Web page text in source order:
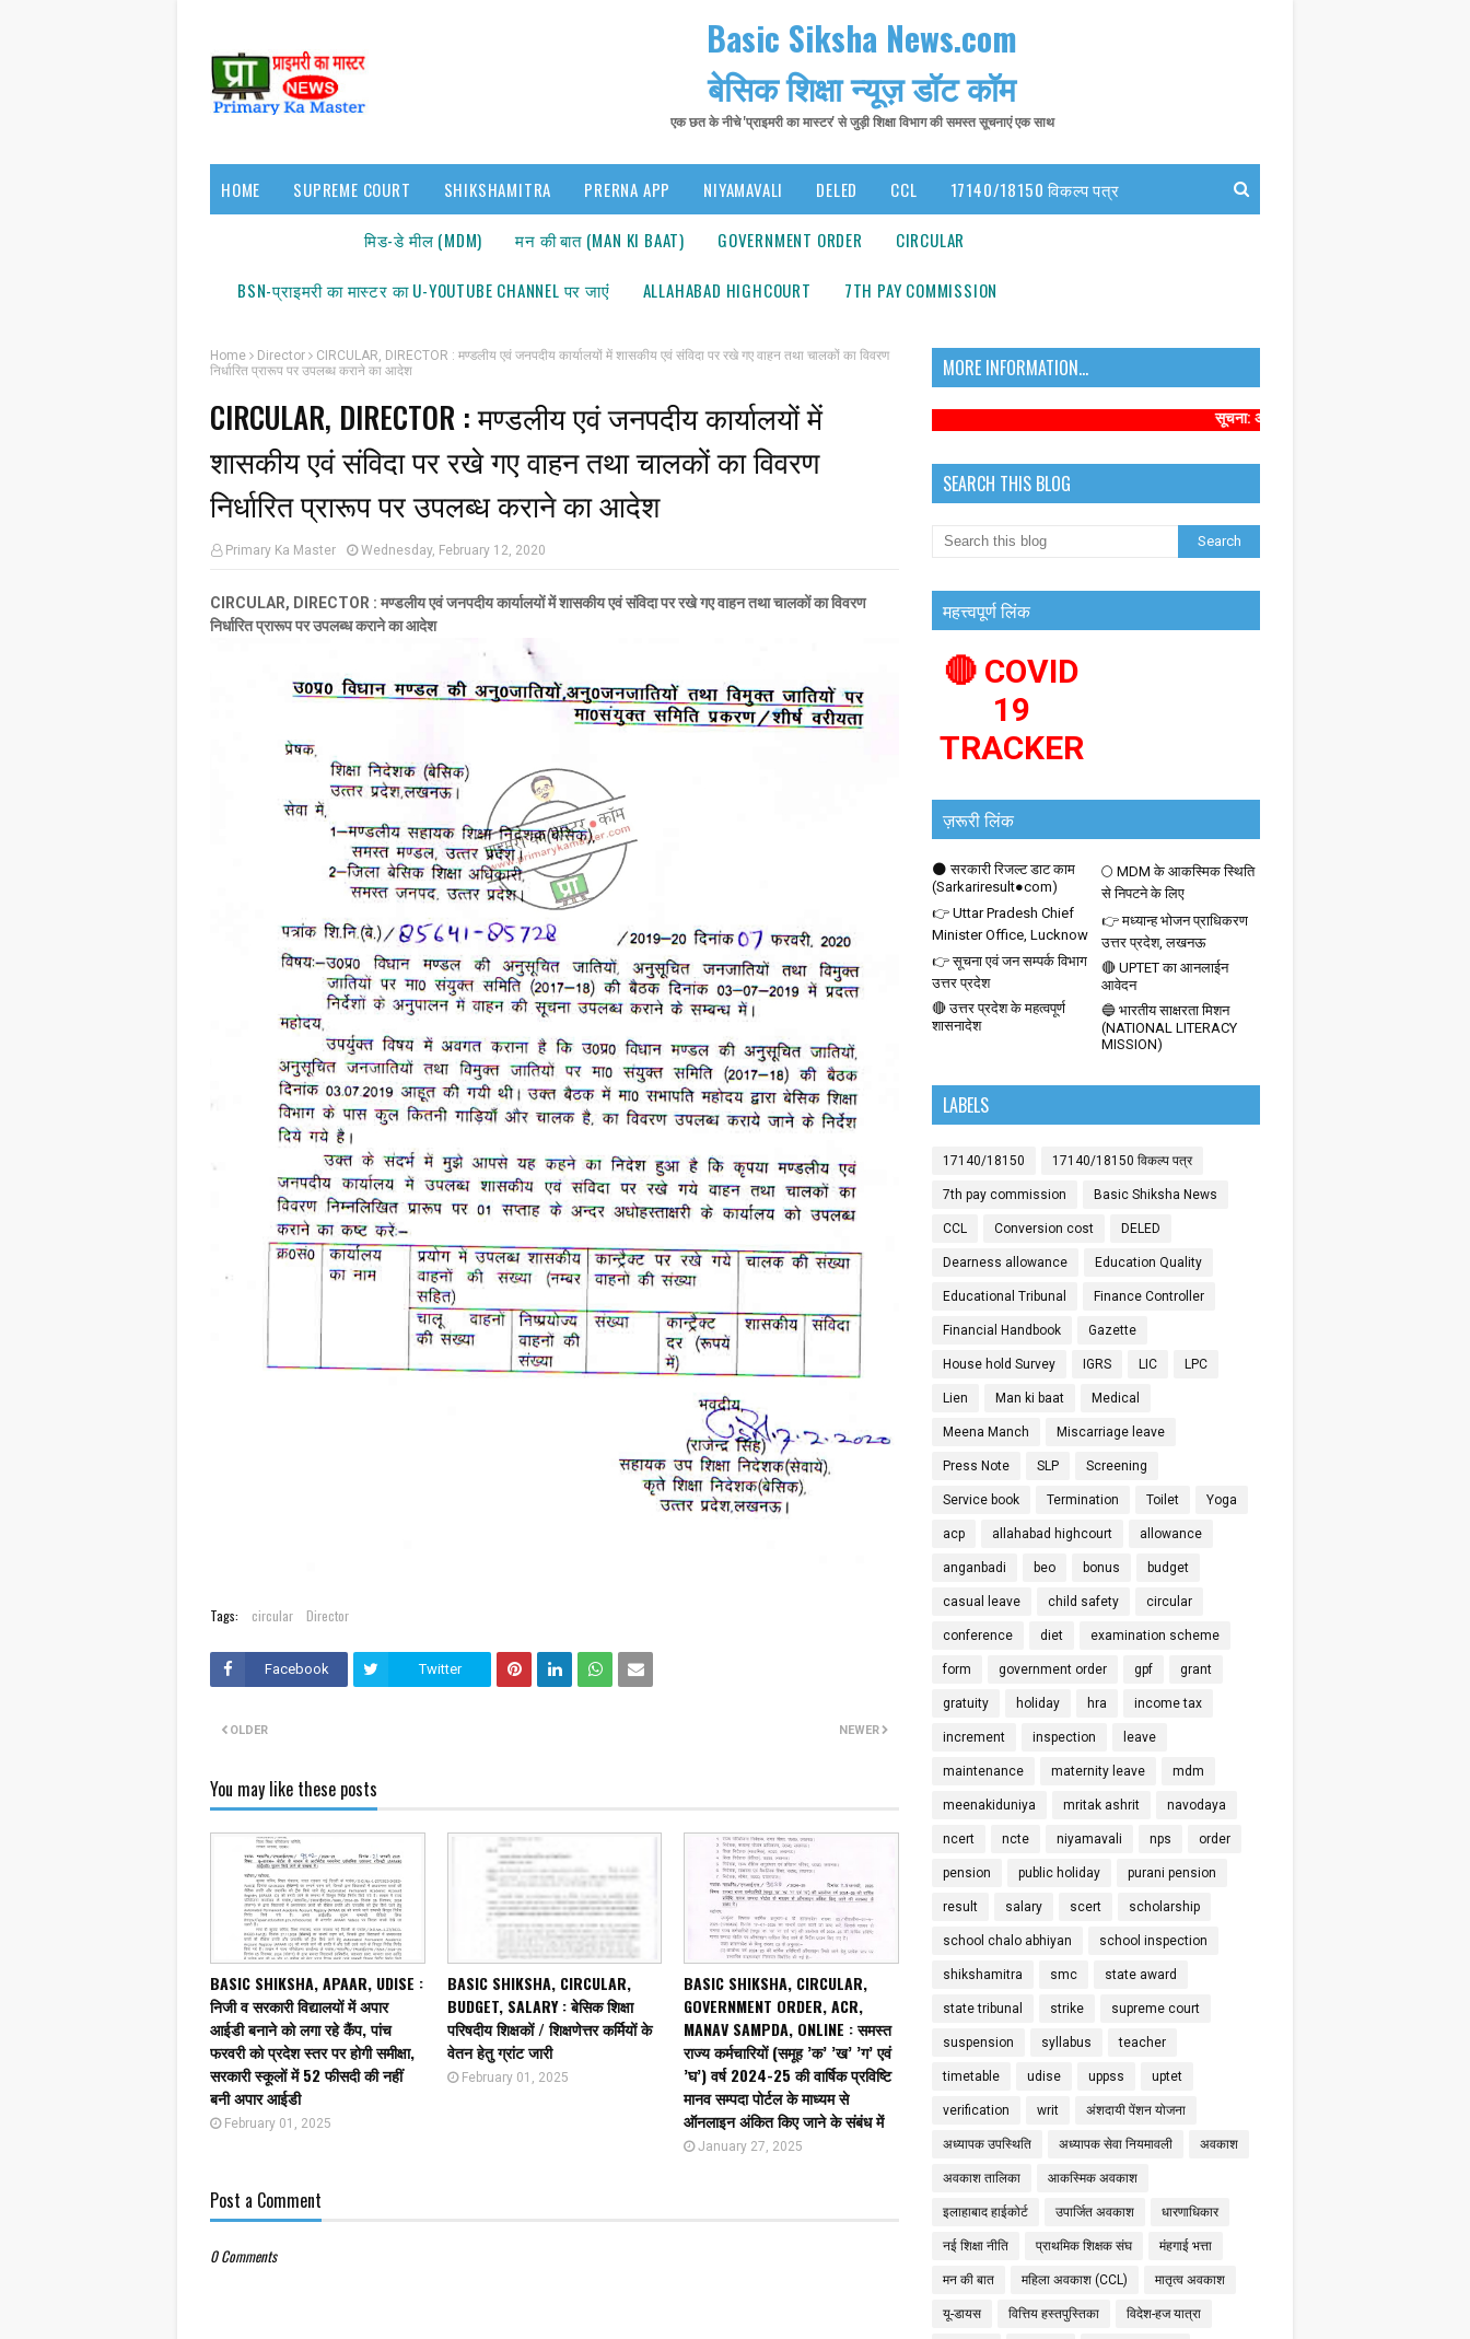
Basic Siksha News.com
बेसिक शिक्षा न्यूज़ डॉट कॉम
एक छत के नीचे 'प्राइमरी का मास्टर' से जुड़ी शिक्षा विभाग की समस्त सूचनाएं एक साथ
HOME SUPREME COURT SHIKSHAMITRA PRERNA APP NIYAMAVALI DELED CCL 17140/18150 विकल्प पत्र
मिड-डे मील (MDM) मन की बात (MAN KI BAAT) GOVERNMENT ORDER CIRCULAR
BSN-प्राइमरी का मास्टर का U-YOUTUBE CHANNEL पर जाएंं ALLAHABAD HIGHCOURT 7TH PAY COMMISSION
Home Director
CIRCULAR, DIRECTOR : मण्डलीय एवं जनपदीय कार्यालयों में शासकीय एवं संविदा पर रखे गए वाहन तथा चालकों का विवरण
निर्धारित प्रारूप पर उपलब्ध कराने का आदेश
CIRCULAR, DIRECTOR : मण्डलीय एवं जनपदीय कार्यालयों में
शासकीय एवं संविदा पर रखे गए वाहन तथा चालकों का विवरण
निर्धारित प्रारूप पर उपलब्ध कराने का आदेश
Primary Ka Master Wednesday, February 12, 2020
CIRCULAR, DIRECTOR : मण्डलीय एवं जनपदीय कार्यालयों में शासकीय एवं संविदा पर रखे गए वाहन तथा चालकों का विवरण
निर्धारित प्रारूप पर उपलब्ध कराने का आदेश
Tags: circular Director
Facebook Twitter
NEWER
OLDER
You may like these posts
BASIC SHIKSHA, APAAR, UDISE :
निजी व सरकारी विद्यालयों में अपार
आईडी बनाने को लगा रहे कैंप, पांच
फरवरी को प्रदेश स्तर पर होगी समीक्षा,
सरकारी स्कूलों में 52 फीसदी की नहीं
बनी अपार आईडी
February 01, 2025
BASIC SHIKSHA, CIRCULAR,
BUDGET, SALARY : बेसिक शिक्षा
परिषदीय शिक्षकों / शिक्षणेत्तर कर्मियों के
वेतन हेतु ग्रांट जारी
February 01, 2025
BASIC SHIKSHA, CIRCULAR,
GOVERNMENT ORDER, ACR,
MANAV SAMPDA, ONLINE : समस्त
राज्य कर्मचारियों (समूह ’क’ ’ख’ ’ग’ एवं
’घ’) वर्ष 2024-25 की वार्षिक प्रविष्टि
मानव सम्पदा पोर्टल के माध्यम से
ऑनलाइन अंकित किए जाने के संबंध में
January 27, 2025
Post a Comment
0 Comments
MORE INFORMATION...
सूचना: अधिक संबंधित समाचारों के लिए कृपया https://
SEARCH THIS BLOG
महत्त्वपूर्ण लिंक
🔴 COVID
19
TRACKER
ज़रूरी लिंक
🌑 सरकारी रिजल्ट डाट काम
(Sarkariresult●com)
🌕 MDM के आकस्मिक स्थिति
से निपटने के लिए
👉 Uttar Pradesh Chief
Minister Office, Lucknow
👉 मध्यान्ह भोजन प्राधिकरण
उत्तर प्रदेश, लखनऊ
👉 सूचना एवं जन सम्पर्क विभाग
उत्तर प्रदेश
🔴 UPTET का आनलाईन
आवेदन
🔴 उत्तर प्रदेश के महत्वपूर्ण
शासनादेश
🔵 भारतीय साक्षरता मिशन
(NATIONAL LITERACY
MISSION)
LABELS
17140/18150 17140/18150 विकल्प पत्र
7th pay commission Basic Shiksha News
CCL Conversion cost DELED
Dearness allowance Education Quality
Educational Tribunal Finance Controller
Financial Handbook Gazette
House hold Survey IGRS LIC LPC
Lien Man ki baat Medical
Meena Manch Miscarriage leave
Press Note SLP Screening
Service book Termination Toilet Yoga
acp allahabad highcourt allowance
anganbadi beo bonus budget
casual leave child safety circular
conference diet examination scheme
form government order gpf grant
gratuity holiday hra income tax
increment inspection leave
maintenance maternity leave mdm
meenakiduniya mritak ashrit navodaya
ncert ncte niyamavali nps order
pension public holiday purani pension
result salary scert scholarship
school chalo abhiyan school inspection
shikshamitra smc state award
state tribunal strike supreme court
suspension syllabus teacher
timetable udise uppss uptet
verification writ अंशदायी पेंशन योजना
अध्यापक उपस्थिति अध्यापक सेवा नियमावली अवकाश
अवकाश तालिका आकस्मिक अवकाश
इलाहाबाद हाईकोर्ट उपार्जित अवकाश धारणाधिकार
नई शिक्षा नीति प्राथमिक शिक्षक संघ मंहगाई भत्ता
मन की बात महिला अवकाश (CCL) मातृत्व अवकाश
यू-डायस वित्तिय हस्तपुस्तिका विदेश-हज यात्रा